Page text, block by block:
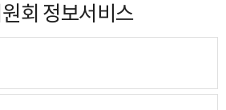
회 정보서비스